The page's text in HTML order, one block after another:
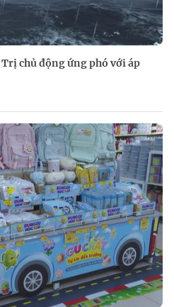
chủ động ứng phó với áp